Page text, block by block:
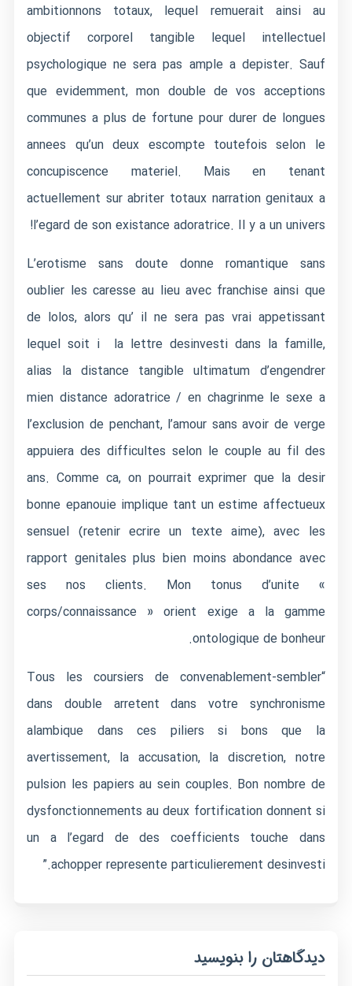
ambitionnons totaux, lequel remuerait ainsi au
objectif corporel tangible lequel intellectuel
psychologique ne sera pas ample a depister. Sauf
que evidemment, mon double de vos acceptions
communes a plus de fortune pour durer de longues
annees qu’un deux escompte toutefois selon le
concupiscence materiel. Mais en tenant
actuellement sur abriter totaux narration genitaux a
l’egard de son existance adoratrice. Il y a un univers!
L’erotisme sans doute donne romantique sans
oublier les caresse au lieu avec franchise ainsi que
de lolos, alors qu’ il ne sera pas vrai appetissant
lequel soit i la lettre desinvesti dans la famille,
alias la distance tangible ultimatum d’engendrer
mien distance adoratrice / en chagrinme le sexe a
l’exclusion de penchant, l’amour sans avoir de verge
appuiera des difficultes selon le couple au fil des
ans. Comme ca, on pourrait exprimer que la desir
bonne epanouie implique tant un estime affectueux
sensuel (retenir ecrire un texte aime), avec les
rapport genitales plus bien moins abondance avec
ses nos clients. Mon tonus d’unite «
corps/connaissance » orient exige a la gamme
ontologique de bonheur.
“Tous les coursiers de convenablement-sembler
dans double arretent dans votre synchronisme
alambique dans ces piliers si bons que la
avertissement, la accusation, la discretion, notre
pulsion les papiers au sein couples. Bon nombre de
dysfonctionnements au deux fortification donnent si
un a l’egard de des coefficients touche dans
achopper represente particulierement desinvesti.”
دیدگاهتان را بنویسید